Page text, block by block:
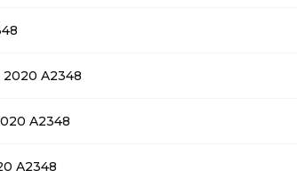
2020 A2348
A2348
A2348